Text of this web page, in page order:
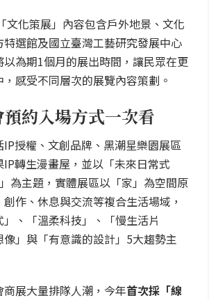
文化策展」內容包含戶外地景、文化
選館及國立臺灣工藝研究發展中心
為期1個月的展出時間，讓民眾在更
感受不同層次的展覽內容策劃。
約入場方式一次看
IP授權、文創品牌、黑潮星樂園展區
轉生漫畫屋，並以「未來日常式
為主題，實體展區以「家」為空間原
作、休息與交流等複合生活場域，
、「溫柔科技」、「慢生活片
」與「有意識的設計」5大趨勢主
展大量排隊人潮，今年首次採「線